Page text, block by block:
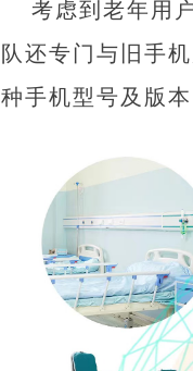
考虑到老年用
队还专门与旧手
种手机型号及版本